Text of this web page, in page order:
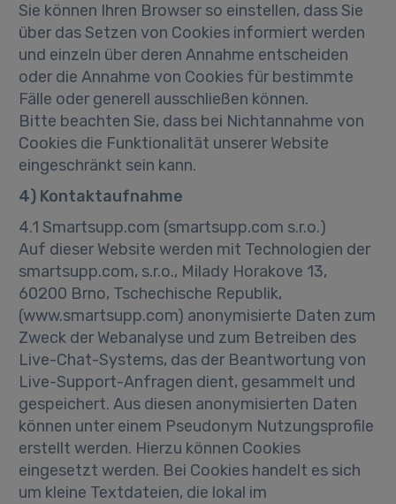
Sie können Ihren Browser so einstellen, dass Sie
über das Setzen von Cookies informiert werden
und einzeln über deren Annahme entscheiden
oder die Annahme von Cookies für bestimmte
Fälle oder generell ausschließen können.
Bitte beachten Sie, dass bei Nichtannahme von
Cookies die Funktionalität unserer Website
eingeschränkt sein kann.
4) Kontaktaufnahme
4.1 Smartsupp.com (smartsupp.com s.r.o.)
Auf dieser Website werden mit Technologien der
smartsupp.com, s.r.o., Milady Horakove 13,
60200 Brno, Tschechische Republik,
(www.smartsupp.com) anonymisierte Daten zum
Zweck der Webanalyse und zum Betreiben des
Live-Chat-Systems, das der Beantwortung von
Live-Support-Anfragen dient, gesammelt und
gespeichert. Aus diesen anonymisierten Daten
können unter einem Pseudonym Nutzungsprofile
erstellt werden. Hierzu können Cookies
eingesetzt werden. Bei Cookies handelt es sich
um kleine Textdateien, die lokal im